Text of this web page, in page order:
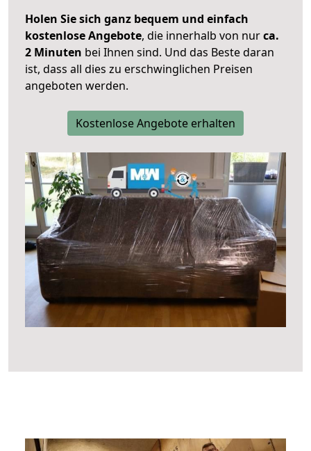
Holen Sie sich ganz bequem und einfach
kostenlose Angebote, die innerhalb von nurca.
2 Minuten bei Ihnen sind. Und das Beste daran
ist, dass all dies zu erschwinglichen Preisen
angeboten werden.
Kostenlose Angebote erhalten